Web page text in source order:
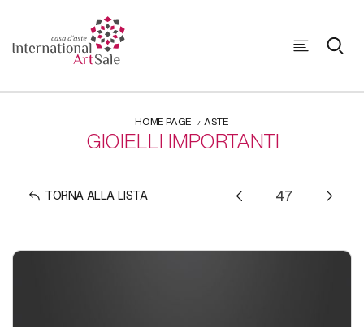
HOME PAGE ASTE
GIOIELLI IMPORTANTI
TORNA ALLA LISTA